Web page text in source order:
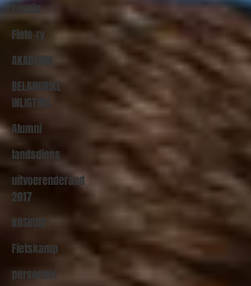
Tennis
Fiets-ry
AKADEMIE
BELANGRIKE
INLIGTING
Alumni
landsdiens
uitvoerenderaad
2017
KOSHUIS
Fietskamp
personeel